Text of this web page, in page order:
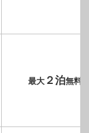
最大２泊無料